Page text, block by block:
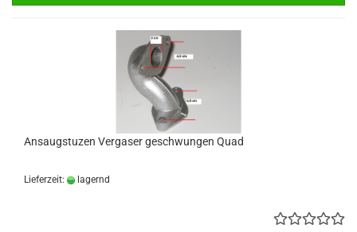
Ansaugstuzen Vergaser geschwungen Quad
Lieferzeit: lagernd